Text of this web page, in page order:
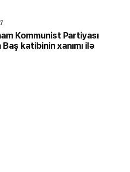
Kommunist Partiyası
katibinin xanımı ilə